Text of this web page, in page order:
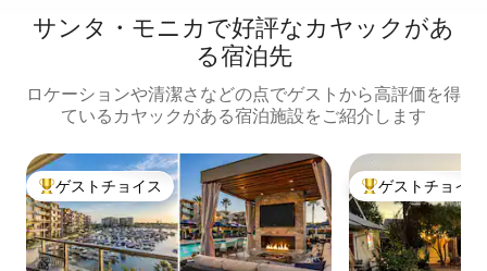
サンタ・モニカで好評なカヤックがあ
る宿泊先
ロケーションや清潔さなどの点でゲストから高評価を得
ているカヤックがある宿泊施設をご紹介します
大好評のゲストチョイスです。
ゲストチョイス 大好評のゲスト
ゲストチョイス